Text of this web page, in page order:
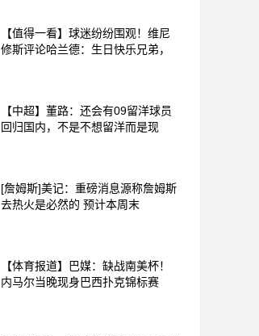
【值得一看】球迷纷纷围观！维尼
修斯评论哈兰德：生日快乐兄弟，
【中超】董路：还会有09留洋球员
回归国内，不是不想留洋而是现
[詹姆斯]美记：重磅消息源称詹姆斯
去热火是必然的 预计本周末
【体育报道】巴媒：缺战南美杯！
内马尔当晚现身巴西扑克锦标赛